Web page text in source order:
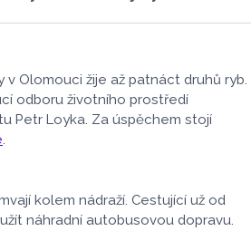
které kdysi jezdily v krajském
třeba v brněnském
v Olomouci žije až patnáct druhů ryb.
odboru životního prostředí
Petr Loyka. Za úspěchem stojí
.
kolem nádraží. Cestující už od
náhradní autobusovou dopravu.